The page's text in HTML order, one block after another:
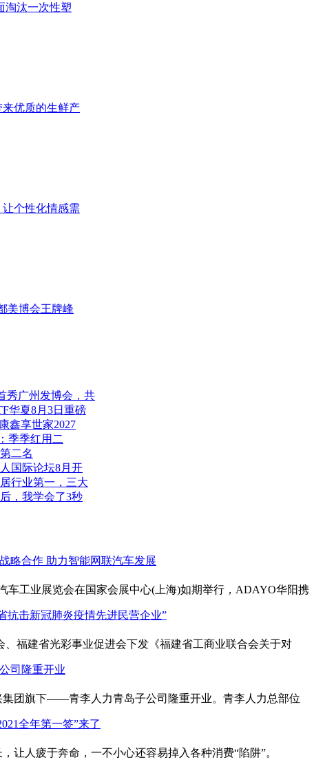
淘汰一次性塑
优质的生鲜产
个性化情感需
美博会王牌峰
秀广州发博会，共
华夏8月3日重磅
鑫享世家2027
季季红用二
二名
国际论坛8月开
行业第一，三大
，我学会了3秒
工业展览会在国家会展中心(上海)如期举行，ADAYO华阳携
福建省光彩事业促进会下发《福建省工商业联合会关于对
团旗下——青李人力青岛子公司隆重开业。青李人力总部位
人疲于奔命，一不小心还容易掉入各种消费“陷阱”。